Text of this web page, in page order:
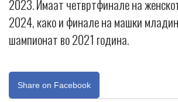
2023. Имаат четвртфинале на
2024, како и финале на машки
шампионат во 2021 година.
Share on Facebook